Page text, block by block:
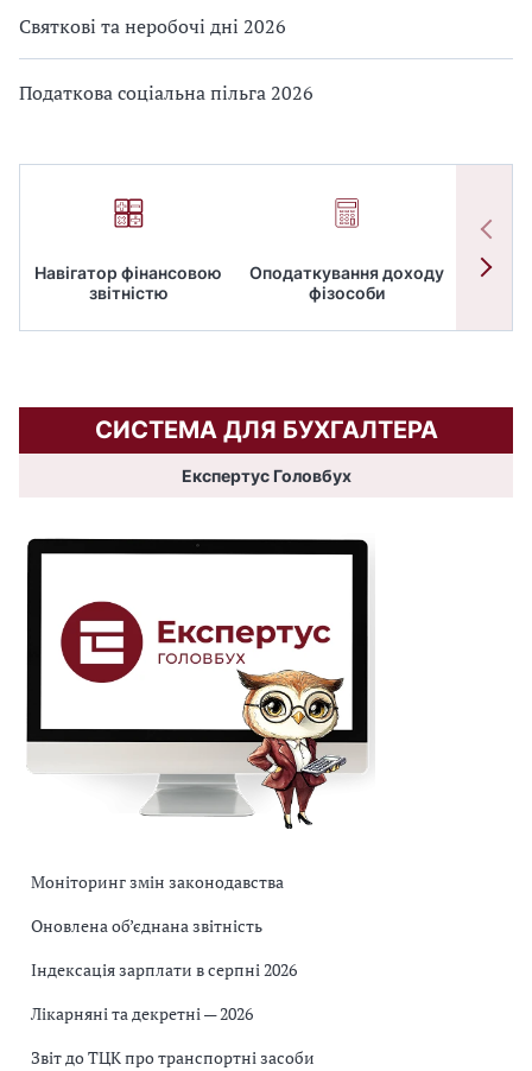
Святкові та неробочі дні 2026
Податкова соціальна пільга 2026
Навігатор фінансовою
звітністю
Оподаткування доходу
фізособи
СИСТЕМА ДЛЯ БУХГАЛТЕРА
Експертус Головбух
Моніторинг змін законодавства
Оновлена об’єднана звітність
Індексація зарплати в серпні 2026
Лікарняні та декретні — 2026
Звіт до ТЦК про транспортні засоби